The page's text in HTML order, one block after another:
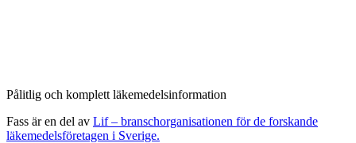
Pålitlig och komplett läkemedelsinformation
Fass är en del av Lif – branschorganisationen för de forskande
läkemedelsföretagen i Sverige.